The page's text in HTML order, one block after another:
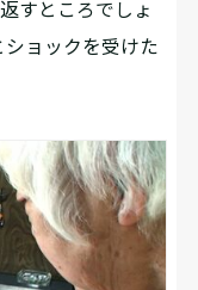
すところでしょ
ョックを受けた